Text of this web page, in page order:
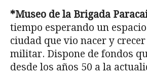
*Museo de la Brigada
tiempo esperando un
ciudad que vio nacer y
militar. Dispone de fondos
desde los años 50 a la